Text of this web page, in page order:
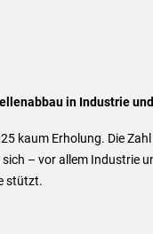
in Industrie und
kaum Erholung. Die Zahl
– vor allem Industrie
stützt.